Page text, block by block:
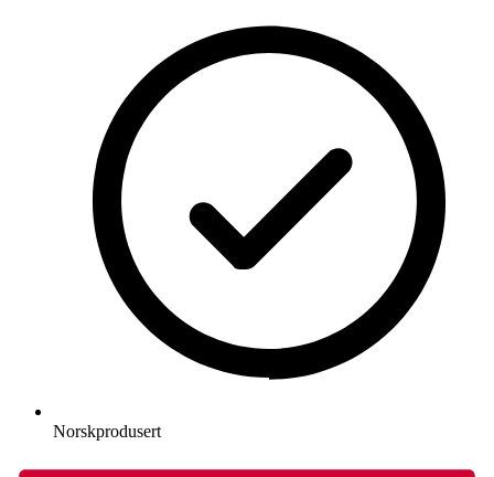
Norskprodusert